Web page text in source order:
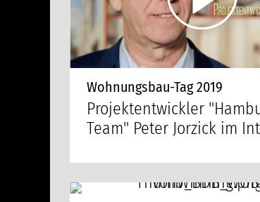
Wohnungsbau-Tag 2019
Projektentwickler
Team" Peter Jorzick im